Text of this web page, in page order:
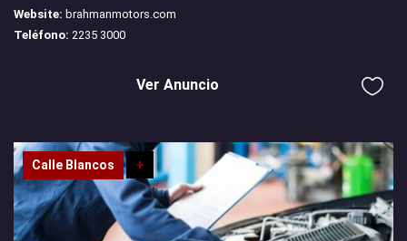
Website: brahmanmotors.com
Teléfono: 2235 3000
Ver Anuncio
Calle Blancos +